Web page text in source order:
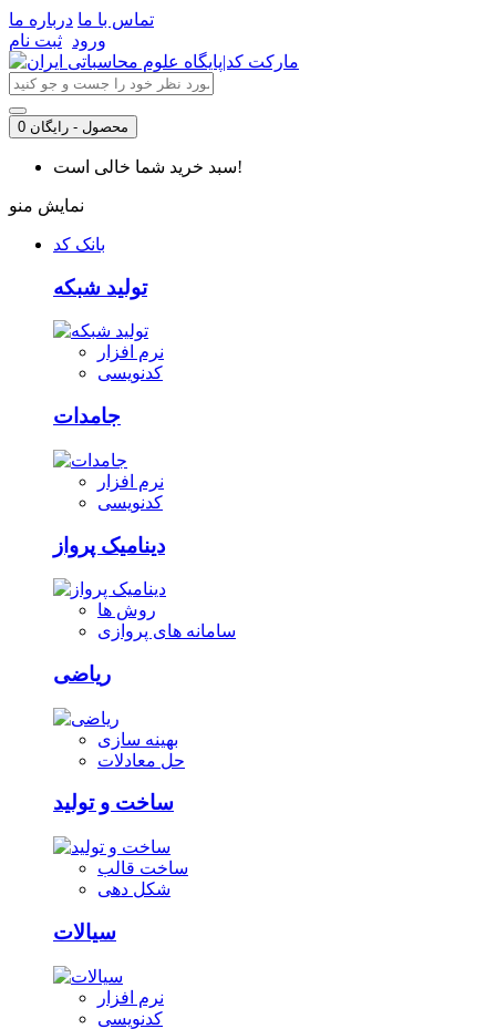
تماس با ما درباره ما
ورود ثبت نام
0 محصول - رایگان
سبد خرید شما خالی است!
نمایش منو
بانک کد
تولید شبکه
نرم افزار
کدنویسی
جامدات
نرم افزار
کدنویسی
دینامیک پرواز
روش ها
سامانه های پروازی
ریاضی
بهینه سازی
حل معادلات
ساخت و تولید
ساخت قالب
شکل دهی
سیالات
نرم افزار
کدنویسی